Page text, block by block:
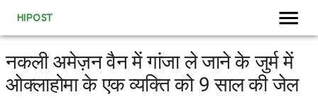
HIPOST
नकली अमेज़न वैन में गांजा ले जाने के जुर्म में
ओक्लाहोमा के एक व्यक्ति को 9 साल की जेल